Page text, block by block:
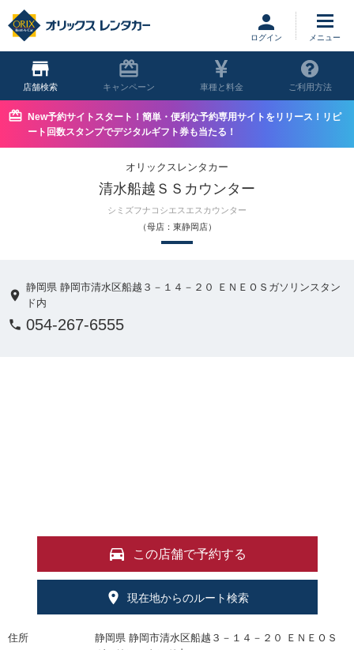
ログイン
店舗 キャンペーン 車種と料金 ご利用方法
New予約サイトスタート！簡単・便利な予約専用サイトをリリース！リピ
ート回数スタンプでデジタルギフト券も当たる！
オリックスレンタカー
清水船越ＳＳカウンター
シミズフナコシエスエスカウンター
（母店：東静岡店）
静岡県 静岡市清水区船越３－１４－２０ ＥＮＥＯＳガソリンスタン
ド内
054-267-6555
この店舗で予約する
現在地からのルート検索
住所
静岡県 静岡市清水区船越３－１４－２０ ＥＮＥＯＳ